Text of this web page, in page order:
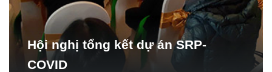
Hội nghị tổng kết dự án SRP-
COVID